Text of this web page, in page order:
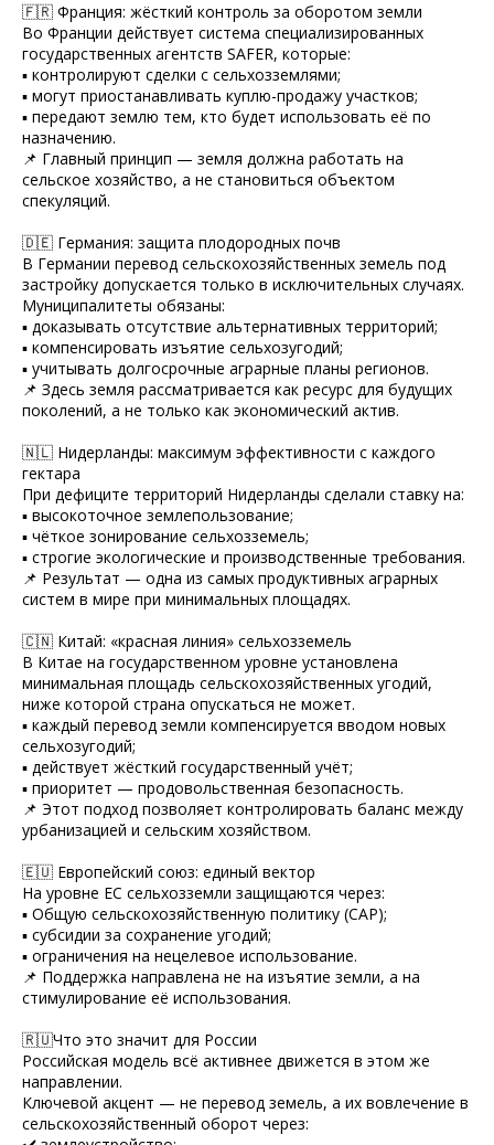
🇫🇷 Франция: жёсткий контроль за оборотом земли
Во Франции действует система специализированных
государственных агентств SAFER, которые:
▪️ контролируют сделки с сельхозземлями;
▪️ могут приостанавливать куплю-продажу участков;
▪️ передают землю тем, кто будет использовать её по
назначению.
📌 Главный принцип — земля должна работать на
сельское хозяйство, а не становиться объектом
спекуляций.
🇩🇪 Германия: защита плодородных почв
В Германии перевод сельскохозяйственных земель под
застройку допускается только в исключительных случаях.
Муниципалитеты обязаны:
▪️ доказывать отсутствие альтернативных территорий;
▪️ компенсировать изъятие сельхозугодий;
▪️ учитывать долгосрочные аграрные планы регионов.
📌 Здесь земля рассматривается как ресурс для будущих
поколений, а не только как экономический актив.
🇳🇱 Нидерланды: максимум эффективности с каждого
гектара
При дефиците территорий Нидерланды сделали ставку на:
▪️ высокоточное землепользование;
▪️ чёткое зонирование сельхозземель;
▪️ строгие экологические и производственные требования.
📌 Результат — одна из самых продуктивных аграрных
систем в мире при минимальных площадях.
🇨🇳 Китай: «красная линия» сельхозземель
В Китае на государственном уровне установлена
минимальная площадь сельскохозяйственных угодий,
ниже которой страна опускаться не может.
▪️ каждый перевод земли компенсируется вводом новых
сельхозугодий;
▪️ действует жёсткий государственный учёт;
▪️ приоритет — продовольственная безопасность.
📌 Этот подход позволяет контролировать баланс между
урбанизацией и сельским хозяйством.
🇪🇺 Европейский союз: единый вектор
На уровне ЕС сельхозземли защищаются через:
▪️ Общую сельскохозяйственную политику (CAP);
▪️ субсидии за сохранение угодий;
▪️ ограничения на нецелевое использование.
📌 Поддержка направлена не на изъятие земли, а на
стимулирование её использования.
🇷🇺Что это значит для России
Российская модель всё активнее движется в этом же
направлении.
Ключевой акцент — не перевод земель, а их вовлечение в
сельскохозяйственный оборот через: